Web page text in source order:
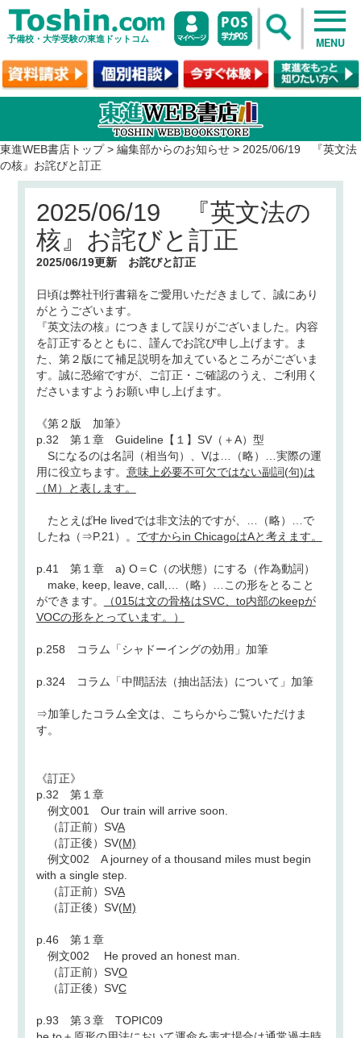
予備校・大学受験の東進ドットコム MENU
東進WEB書店トップ> 編集部からのお知らせ > 2025/06/19 『英文法
の核』お詫びと訂正
2025/06/19 『英文法の
核』お詫びと訂正
2025/06/19更新 お詫びと訂正
日頃は弊社刊行書籍をご愛用いただきまして、誠にあり
がとうございます。
『英文法の核』 につきまして誤りがございました。内容
を訂正するとともに、謹んでお詫び申し上げます。ま
た、第２版にて補足説明を加えているところがございま
す。誠に恐縮ですが、ご訂正・ご確認のうえ、ご利用く
ださいますようお願い申し上げます。
《第２版 加筆》
p.32 第１章 Guideline【１】SV（＋A）型
Sになるのは名詞（相当句）、Vは…（略）…実際の運
用に役立ちます。 意味上必要不可欠ではない副詞(句)は
（M）と表します。
たとえばHe livedでは非文法的ですが、…（略）…で
したね（⇒P.21）。 ですからin ChicagoはAと考えます。
p.41 第１章 a) O＝C（の状態）にする（作為動詞）
make, keep, leave, call,…（略）…この形をとること
ができます。
（015は文の骨格はSVC、to内部のkeepが
VOCの形をとっています。）
p.258 コラム「シャドーイングの効用」加筆
p.324 コラム「中間話法（抽出話法）について」加筆
⇒加筆したコラム全文は、 こちらからご覧いただけま
す。
《訂正》
p.32 第１章
例文001 Our train will arrive soon.
（訂正前）SVA
（訂正後）SV(M)
例文002 A journey of a thousand miles must begin
with a single step.
（訂正前）SVA
（訂正後）SV(M)
p.46 第１章
例文002 He proved an honest man.
（訂正前）SVO
（訂正後）SVC
p.93 第３章 TOPIC09